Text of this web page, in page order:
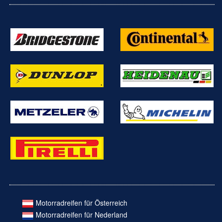
Motorradreifen für Österreich
Motorradreifen für Nederland